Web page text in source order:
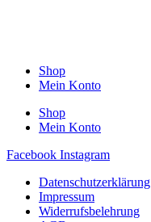
Shop
Mein Konto
Shop
Mein Konto
Facebook Instagram
Datenschutzerklärung
Impressum
Widerrufsbelehrung